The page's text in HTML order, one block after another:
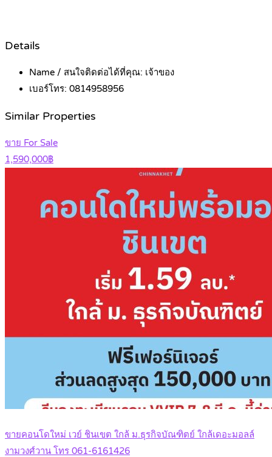
Details
Name / สนใจติดต่อได้ที่คุณ: เจ้าของ
เบอร์โทร: 0814958956
Similar Properties
ขาย For Sale
1,590,000฿
ขายคอนโดใหม่ เวย์ ชินเขต ใกล้ ม.ธุรกิจบัณฑิตย์ ใกล้เดอะมอลล์
งามวงศ์วาน โทร 061-6161426